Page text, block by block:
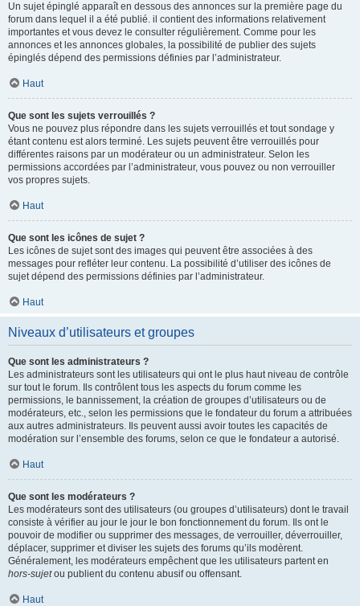
Un sujet épinglé apparaît en dessous des annonces sur la première page du
forum dans lequel il a été publié. il contient des informations relativement
importantes et vous devez le consulter régulièrement. Comme pour les
annonces et les annonces globales, la possibilité de publier des sujets
épinglés dépend des permissions définies par l’administrateur.
Haut
Que sont les sujets verrouillés ?
Vous ne pouvez plus répondre dans les sujets verrouillés et tout sondage y
étant contenu est alors terminé. Les sujets peuvent être verrouillés pour
différentes raisons par un modérateur ou un administrateur. Selon les
permissions accordées par l’administrateur, vous pouvez ou non verrouiller
vos propres sujets.
Haut
Que sont les icônes de sujet ?
Les icônes de sujet sont des images qui peuvent être associées à des
messages pour refléter leur contenu. La possibilité d’utiliser des icônes de
sujet dépend des permissions définies par l’administrateur.
Haut
Niveaux d’utilisateurs et groupes
Que sont les administrateurs ?
Les administrateurs sont les utilisateurs qui ont le plus haut niveau de contrôle
sur tout le forum. Ils contrôlent tous les aspects du forum comme les
permissions, le bannissement, la création de groupes d’utilisateurs ou de
modérateurs, etc., selon les permissions que le fondateur du forum a attribuées
aux autres administrateurs. Ils peuvent aussi avoir toutes les capacités de
modération sur l’ensemble des forums, selon ce que le fondateur a autorisé.
Haut
Que sont les modérateurs ?
Les modérateurs sont des utilisateurs (ou groupes d’utilisateurs) dont le travail
consiste à vérifier au jour le jour le bon fonctionnement du forum. Ils ont le
pouvoir de modifier ou supprimer des messages, de verrouiller, déverrouiller,
déplacer, supprimer et diviser les sujets des forums qu’ils modèrent.
Généralement, les modérateurs empêchent que les utilisateurs partent en
hors-sujetou publient du contenu abusif ou offensant.
Haut